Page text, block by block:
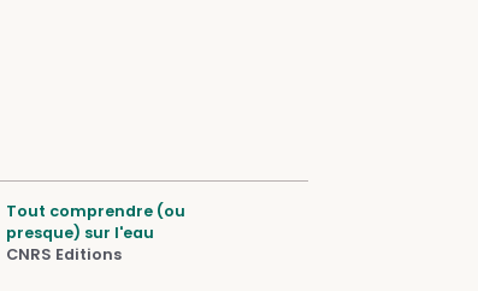
Tout comprendre (ou
presque) sur l'eau
CNRS Editions